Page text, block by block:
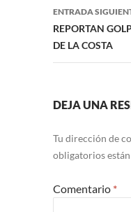
ENTRADA
REPORTAN
DE LA COSTA
DEJA UNA
Tu dirección de
obligatorios
Comentario *